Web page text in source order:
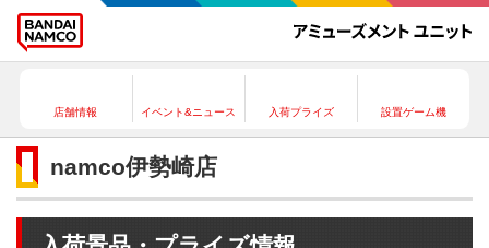
店舗情報 イベント&ニュース 入荷プライズ 設置ゲーム機
namco伊勢崎店